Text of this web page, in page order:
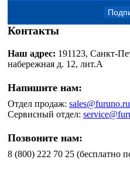
Контакты
Наш адрес: 191123, Санкт-
набережная д. 12, лит.А
Напишите нам:
Отдел продаж:sales@furuno.ru
Сервисный отдел:
Позвоните нам:
8 (800) 222 70 25 (бесплатно